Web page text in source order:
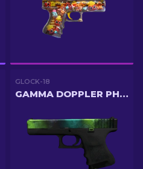
GLOCK-18
GAMMA DOPPLER PHASE 4